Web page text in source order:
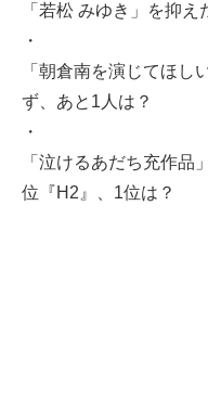
「若松 みゆき」を抑え
・
「朝倉南を演じてほし
ず、あと1人は？
・
「泣けるあだち充作品
位『H2』、1位は？